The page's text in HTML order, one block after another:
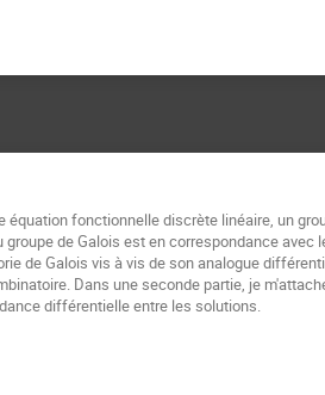
fonctionnelle discrète linéaire, un
de Galois est en correspondance avec
de Galois vis à vis de son analogue
Dans une seconde partie, je
différentielle entre les solutions.